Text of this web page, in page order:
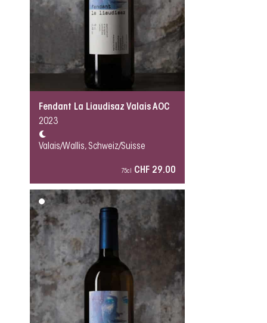
Fendant La Liaudisaz Valais AOC
2023
Valais/Wallis, Schweiz/Suisse
75cl CHF 29.00